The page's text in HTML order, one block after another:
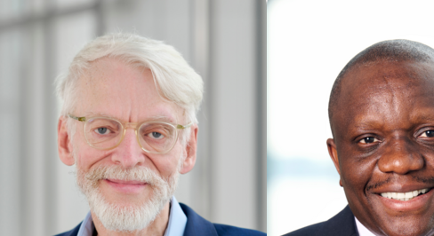
Expertises
Démocratisation des nouvelles
technologies et biotechnologies
Données ouvertes
Bioart, programmation et électronique
Histoire sociale et culturelle des
technologies numériques
Résistances et droits numériques
Internet des objets
Problématiques relatives à l’intelligence
artificielle, l’apprentissage machine et les
hautes technologies
Féminismes et nouvelles technologies
Neuropsychiatrie et
Direction d'essais
Analyse des politiques et
mentale
Développement de
cliniques
Collaboration
Leadership en recherche
Développement de
Collaboration avec des
pharmaceutiques
Rédaction de
politiques
Enseignement et